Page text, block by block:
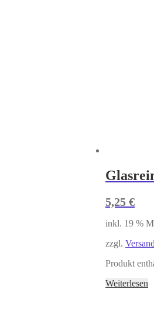
5,25€
inkl. 19 %
zzgl.
Produkt
Weiterlesen